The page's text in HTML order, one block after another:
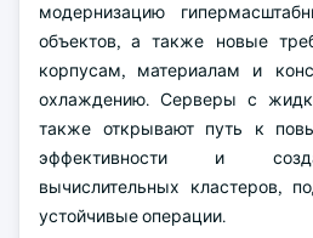
модернизацию
объектов, а также новые
корпусам, материалам и
охлаждению. Серверы с
также открывают путь к
эффективности и
вычислительных кластеров,
устойчивые операции.